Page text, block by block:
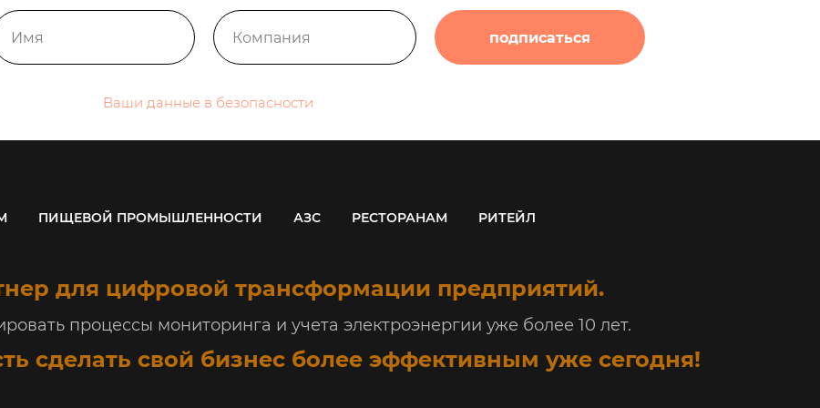
подписаться
Ваши данные в безопасности
ПИЩЕВОЙ ПРОМЫШЛЕННОСТИ АЗС РЕСТОРАНАМ РИТЕЙЛ
для цифровой трансформации предприятий.
процессы мониторинга и учета электроэнергии уже более 10 лет.
сделать свой бизнес более эффективным уже сегодня!